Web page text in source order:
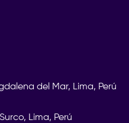
del Mar, Lima, Perú
Lima, Perú